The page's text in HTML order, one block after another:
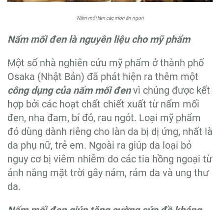
Nấm mối làm các món ăn ngon
Nấm mối đen là nguyên liệu cho mỹ phẩm
Một số nhà nghiên cứu mỹ phẩm ở thành phố
Osaka (Nhật Bản) đã phát hiện ra thêm một
công dụng của nấm mối đenvì chúng được kết
hợp bởi các hoạt chất chiết xuất từ nấm mối
đen, nha đam, bí đỏ, rau ngót. Loại mỹ phẩm
đó dùng dành riêng cho làn da bị dị ứng, nhất là
da phụ nữ, trẻ em. Ngoài ra giúp da loại bỏ
nguy cơ bị viêm nhiễm do các tia hồng ngoại từ
ánh nắng mặt trời gây nám, rám da và ung thư
da.